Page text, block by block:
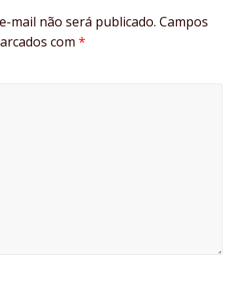
mail não será publicado. Campos
com*